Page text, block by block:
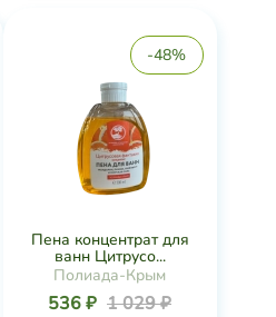
-48%
Пена концентрат для
ванн Цитрусо...
Полиада-Крым
536 ₽ 1 029 ₽